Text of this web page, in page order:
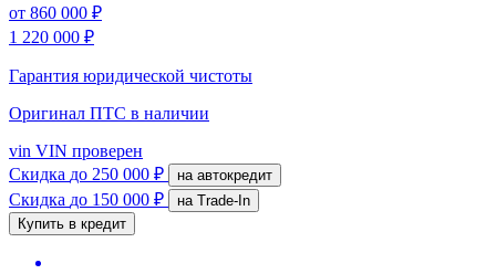
от 860 000 ₽
1 220 000 ₽
Гарантия юридической чистоты
Оригинал ПТС в наличии
vin VIN проверен
Скидка до 250 000 ₽ на автокредит
Скидка до 150 000 ₽
на Trade-In
Купить в кредит